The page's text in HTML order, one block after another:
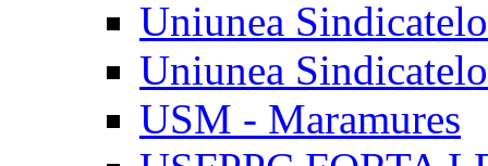
Uniunea
Uniunea
USM - Maramures